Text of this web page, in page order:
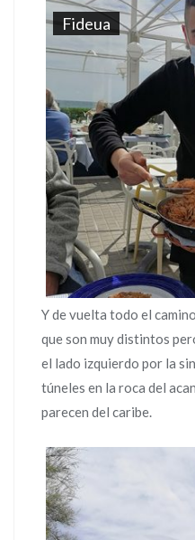
Fideua
Y de vuelta todo el
que son muy distintos
el lado izquierdo por la
túneles en la roca del
parecen del caribe.